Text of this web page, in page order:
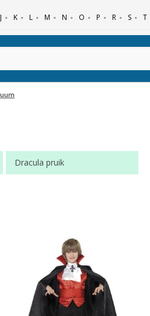
J K L M N O P R S T
Dracula pruik